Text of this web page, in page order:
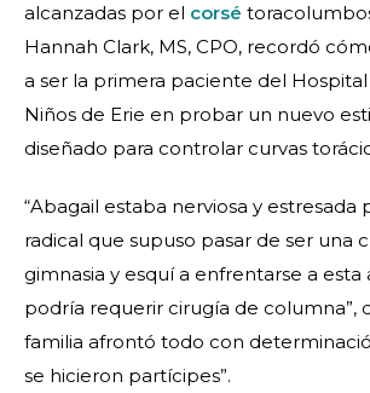
alcanzadas por el corsé
Hannah Clark, MS, CPO, recordó
a ser la primera paciente del Hospital
Niños de Erie en probar un nuevo
diseñado para controlar curvas
“Abagail estaba nerviosa y estresada
radical que supuso pasar de ser una
gimnasia y esquí a enfrentarse a
podría requerir cirugía de columna”,
familia afrontó todo con
se hicieron partícipes”.